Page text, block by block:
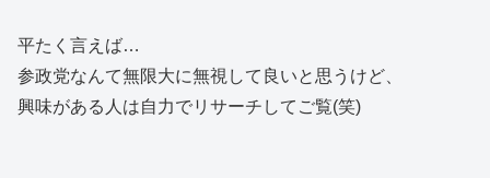
平たく言えば…
参政党なんて無限大に無視して良いと思うけど、
興味がある人は自力でリサーチしてご覧(笑)